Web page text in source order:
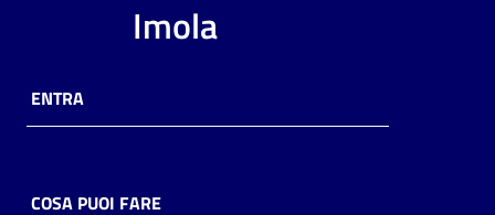
bibliotecario
Imola
ENTRA
COSA PUOI FARE